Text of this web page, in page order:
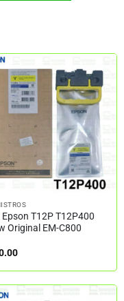
T12P T12P400
Original EM-C800